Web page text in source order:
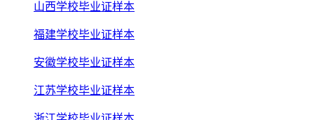
山西学校毕业证样本
福建学校毕业证样本
安徽学校毕业证样本
江苏学校毕业证样本